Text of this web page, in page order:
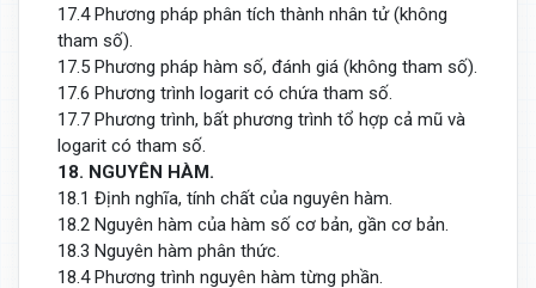
17.4 Phương pháp phân tích thành nhân tử (không
tham số).
17.5 Phương pháp hàm số, đánh giá (không tham số).
17.6 Phương trình logarit có chứa tham số.
17.7 Phương trình, bất phương trình tổ hợp cả mũ và
logarit có tham số.
18. NGUYÊN HÀM.
18.1 Định nghĩa, tính chất của nguyên hàm.
18.2 Nguyên hàm của hàm số cơ bản, gần cơ bản.
18.3 Nguyên hàm phân thức.
18.4 Phương trình nguyên hàm từng phần.